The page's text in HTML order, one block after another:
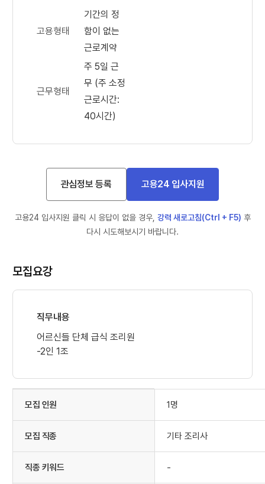
고용형태
기간의 정
함이 없는
근로계약
근무형태
주 5일 근
무 (주 소정
근로시간:
40시간)
관심정보 등록
해
제
됨
고용24 입사지원
고용24 입사지원 클릭 시 응답이 없을 경우, 강력 새로고침(Ctrl + F5) 후
다시 시도해보시기 바랍니다.
모집요강
직무내용
어르신들 단체 급식 조리원
-2인 1조
모집 인원 1명
모집 직종 기타 조리사
직종 키워드 -